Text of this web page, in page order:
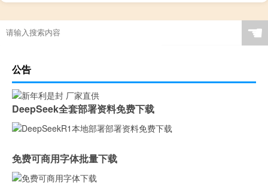
☚
公告
DeepSeek全套部署资料免费下载
免费可商用字体批量下载